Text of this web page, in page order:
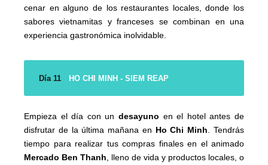
cenar en alguno de los restaurantes locales, donde los
sabores vietnamitas y franceses se combinan en una
experiencia gastronómica inolvidable.
Día 11 HO CHI MINH - SIEM REAP
Empieza el día con un desayuno en el hotel antes de
disfrutar de la última mañana en Ho Chi Minh. Tendrás
tiempo para realizar tus compras finales en el animado
Mercado Ben Thanh, lleno de vida y productos locales, o